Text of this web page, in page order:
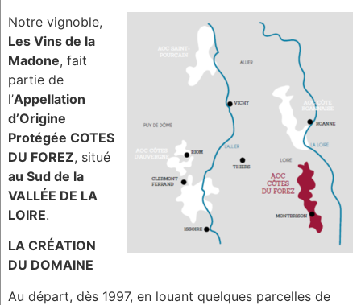
Notre vignoble,
Les Vins de la
Madone, fait
partie de
l’Appellation
d’Origine
Protégée COTES
DU FOREZ, situé
au Sud de la
VALLÉE DE LA
LOIRE.
LA CRÉATION
DU DOMAINE
Au départ, dès 1997, en louant quelques parcelles de